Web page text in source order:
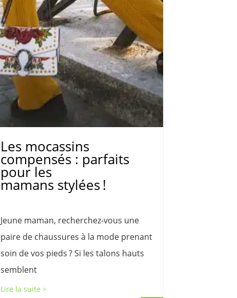
Les mocassins
compensés : parfaits
pour les
mamans stylées !
Jeune maman, recherchez-vous une
paire de chaussures à la mode prenant
soin de vos pieds ? Si les talons hauts
semblent
Lire la suite >